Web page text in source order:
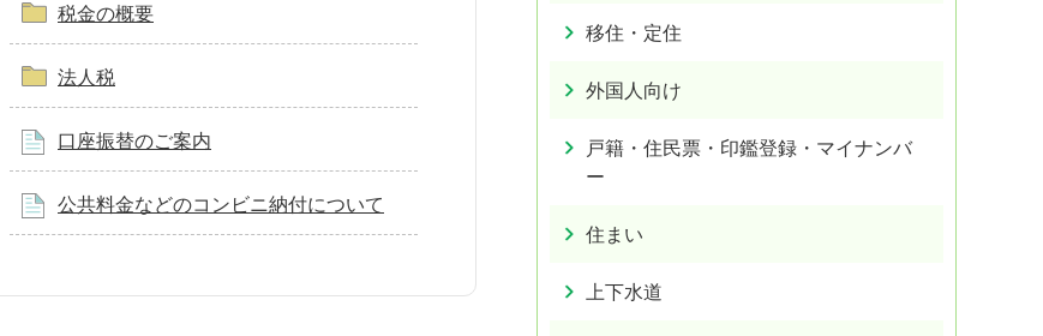
税金の概要
法人税
口座振替のご案内
公共料金などのコンビニ納付について
移住・定住
外国人向け
戸籍・住民票・印鑑登録・マイナンバ
ー
住まい
上下水道